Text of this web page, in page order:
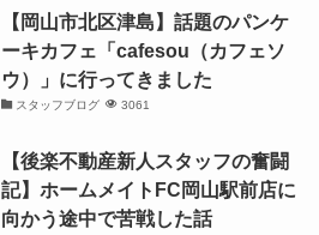
【岡山市北区津島】話題のパンケ
ーキカフェ「cafesou（カフェソ
ウ）」に行ってきました
スタッフブログ 3061
【後楽不動産新人スタッフの奮闘
記】ホームメイトFC岡山駅前店に
向かう途中で苦戦した話